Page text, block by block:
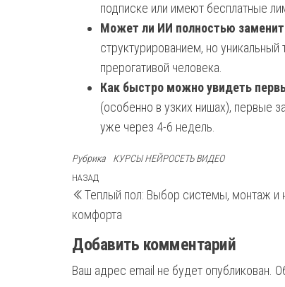
подписке или имеют бесплатные
Может ли ИИ полностью
структурированием, но уникальный
прерогативой человека.
Как быстро можно увидеть
(особенно в узких нишах), первые
уже через 4-6 недель.
Рубрика КУРСЫ НЕЙРОСЕТЬ ВИДЕО
Навигация
по
записям
Предыдущая
запись
НАЗАД
Теплый пол: Выбор системы, монтаж и
комфорта
Добавить комментарий
Ваш адрес email не будет опубликован.